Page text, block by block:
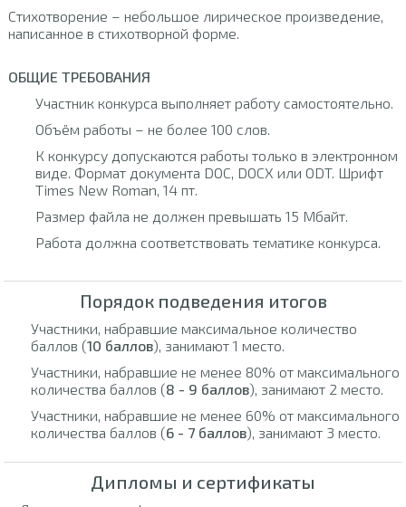
Стихотворение – небольшое лирическое произведение,
написанное в стихотворной форме.
ОБЩИЕ ТРЕБОВАНИЯ
Участник конкурса выполняет работу самостоятельно.
Объём работы – не более 100 слов.
К конкурсу допускаются работы только в электронном
виде. Формат документа DOC, DOCX или ODT. Шрифт
Times New Roman, 14 пт.
Размер файла не должен превышать 15 Мбайт.
Работа должна соответствовать тематике конкурса.
Порядок подведения итогов
Участники, набравшие максимальное количество
баллов (10 баллов), занимают 1 место.
Участники, набравшие не менее 80% от максимального
количества баллов (8 - 9 баллов), занимают 2 место.
Участники, набравшие не менее 60% от максимального
количества баллов (6 - 7 баллов), занимают 3 место.
Дипломы и сертификаты